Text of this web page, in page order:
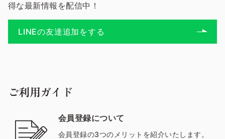
得な最新情報を配信中！
LINEの友達追加をする
ご利用ガイド
会員登録について
会員登録の3つのメリットを紹介いたします。